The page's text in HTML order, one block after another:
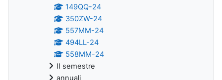
149QQ-24
350ZW-24
557MM-24
494LL-24
558MM-24
II semestre
annuali